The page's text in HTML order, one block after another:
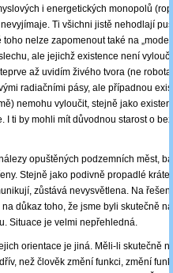
i energetických monopolů
Ti všichni jistě nehodlají
nelze zapomenout také na
ale jejichž existence není
až uvidím živého tvora (ne
radiačními pásy, ale případnou
nemohu vyloučit, stejně jako
I ti by mohli mít důvodnou starost o
opuštěných podzemních měst,
Stejně jako podivně propadlé
zůstává nevysvětlena. Na
důkaz toho, že jsme byli skutečně
Situace je velmi nepřehledná.
orientace je jiná. Měli-li skutečně
než člověk změní funkci, změní